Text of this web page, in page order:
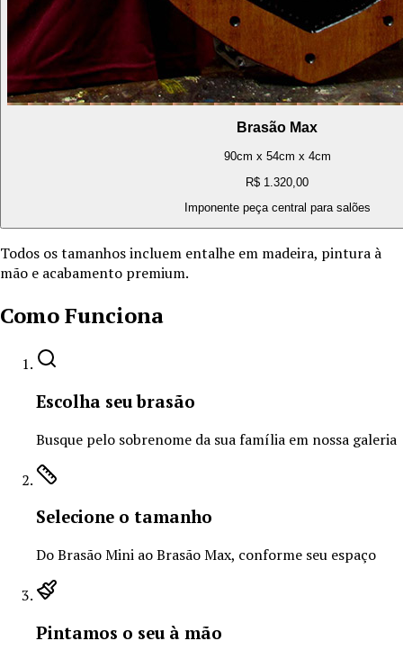
Brasão Max
90cm x 54cm x 4cm
R$ 1.320,00
Imponente peça central para salões
Todos os tamanhos incluem entalhe em madeira, pintura à
mão e acabamento premium.
Como Funciona
Escolha seu brasão
Busque pelo sobrenome da sua família em nossa galeria
Selecione o tamanho
Do Brasão Mini ao Brasão Max, conforme seu espaço
Pintamos o seu à mão